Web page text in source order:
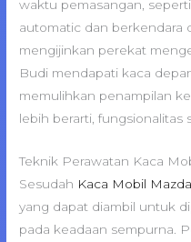
waktu pemasangan,
automatic dan berkendara
mengijinkan perekat
Budi mendapati kaca
memulihkan penampilan
lebih berarti, fungsionalitas
Teknik Perawatan Kaca
Sesudah Kaca Mobil
yang dapat diambil untuk
pada keadaan sempurna.